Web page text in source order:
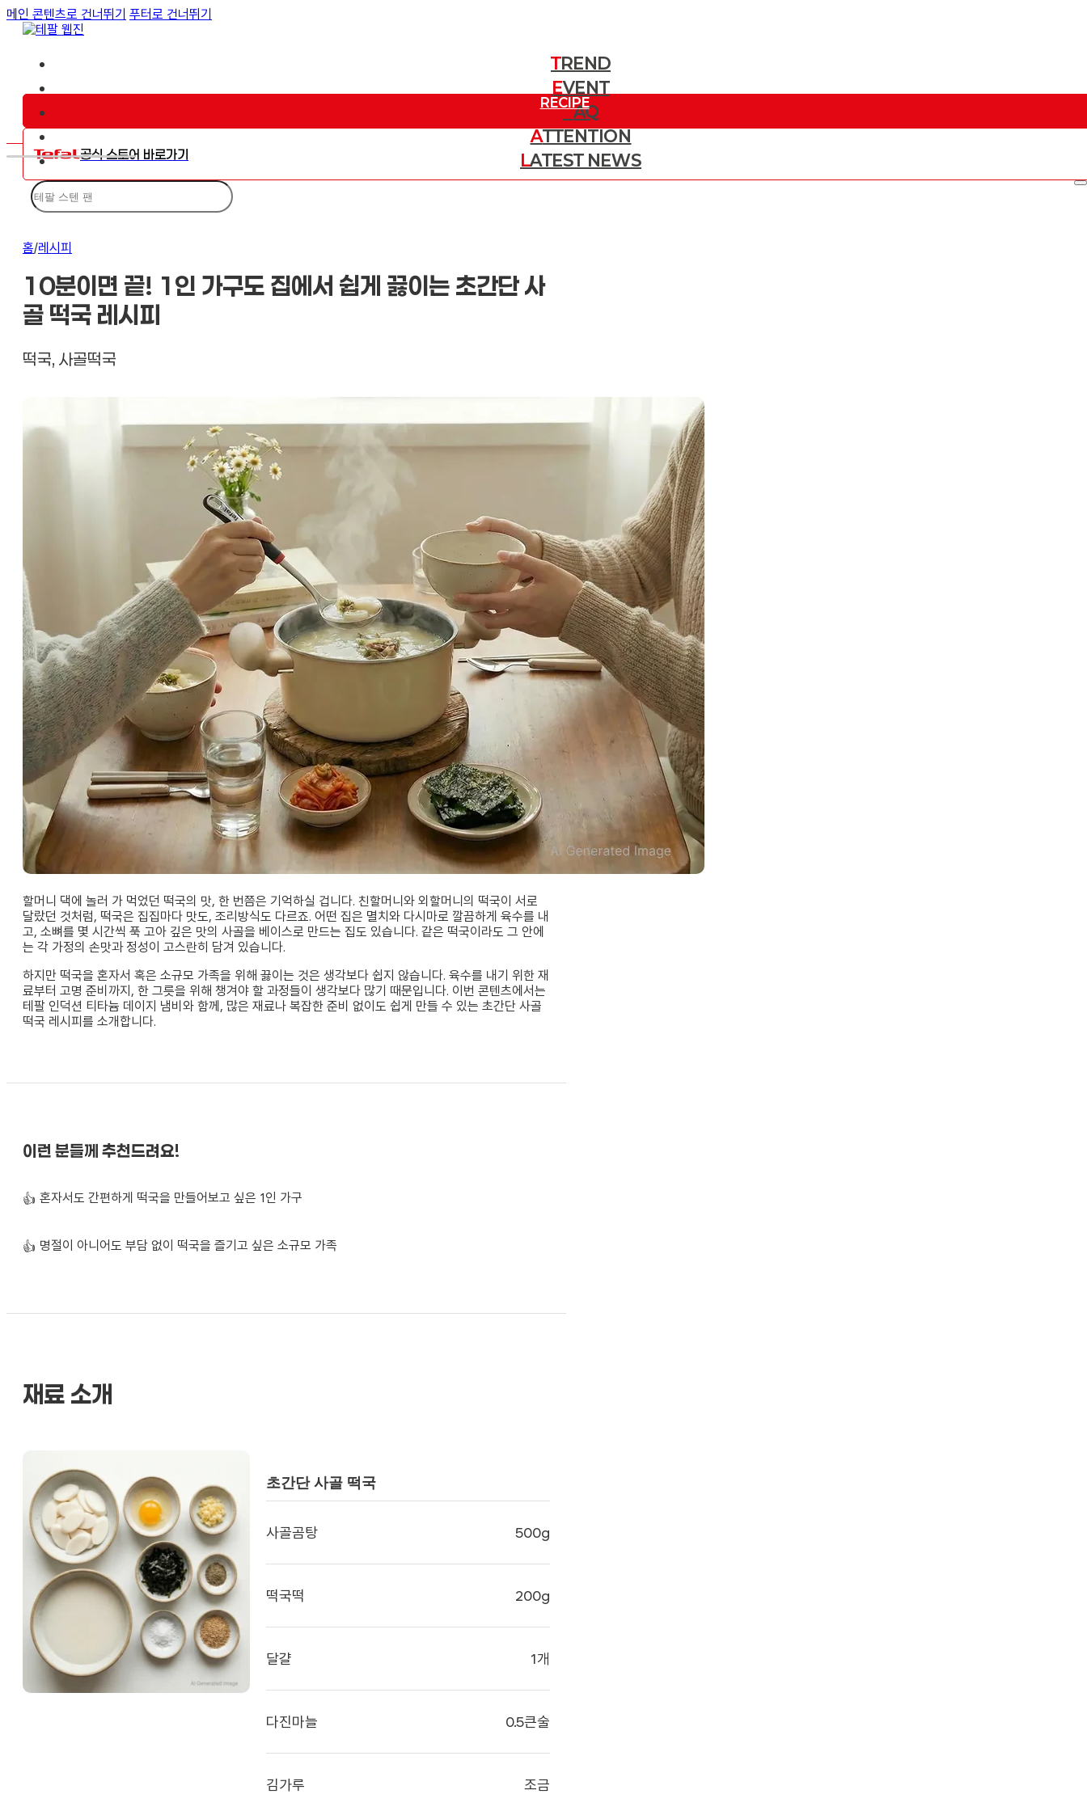
메인 콘텐츠로 건너뛰기 푸터로 건너뛰기
TREND
트렌드
EVENT
이벤트
FAQ
질문
ATTENTION
주목할 소식
LATEST NEWS
최신 뉴스
RECIPE
레시피
공식 스토어 바로가기
검
색
홈/레시피
10분이면 끝! 1인 가구도 집에서 쉽게 끓이는 초간단 사
골 떡국 레시피
떡국, 사골떡국
할머니 댁에 놀러 가 먹었던 떡국의 맛, 한 번쯤은 기억하실 겁니다. 친할머니와 외할머니의 떡국이 서로
달랐던 것처럼, 떡국은 집집마다 맛도, 조리방식도 다르죠. 어떤 집은 멸치와 다시마로 깔끔하게 육수를 내
고, 소뼈를 몇 시간씩 푹 고아 깊은 맛의 사골을 베이스로 만드는 집도 있습니다. 같은 떡국이라도 그 안에
는 각 가정의 손맛과 정성이 고스란히 담겨 있습니다.
하지만 떡국을 혼자서 혹은 소규모 가족을 위해 끓이는 것은 생각보다 쉽지 않습니다. 육수를 내기 위한 재
료부터 고명 준비까지, 한 그릇을 위해 챙겨야 할 과정들이 생각보다 많기 때문입니다. 이번 콘텐츠에서는
테팔 인덕션 티타늄 데이지 냄비와 함께, 많은 재료나 복잡한 준비 없이도 쉽게 만들 수 있는 초간단 사골
떡국 레시피를 소개합니다.
이런 분들께 추천드려요!
👍 혼자서도 간편하게 떡국을 만들어보고 싶은 1인 가구
👍 명절이 아니어도 부담 없이 떡국을 즐기고 싶은 소규모 가족
재료 소개
초간단 사골 떡국
사골곰탕 500g
떡국떡 200g
달걀 1개
다진마늘 0.5큰술
김가루 조금